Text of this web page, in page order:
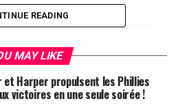
et un releveur puissant
Flaherty reste la vedette,
l’attention de plusieurs
cédé le receveur des ligues
READING
MAY LIKE
et Harper propulsent les Phillies
victoires en une seule soirée !